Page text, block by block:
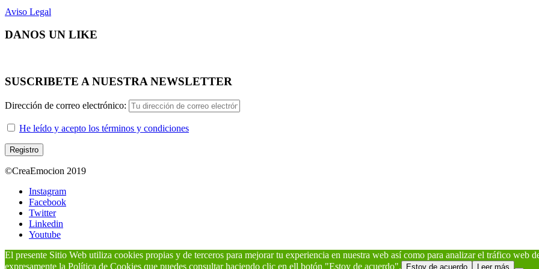
Aviso Legal
DANOS UN LIKE
SUSCRIBETE A NUESTRA NEWSLETTER
Dirección de correo electrónico:
He leído y acepto los términos y condiciones
©CreaEmocion 2019
Instagram
Facebook
Twitter
Linkedin
Youtube
El presente Sitio Web utiliza cookies propias y de terceros para mejorar tu experiencia en nuestra web así como para analizar el tráfico web
expresamente la Política de Cookies que puedes consultar haciendo clic en ell botón "Estoy de acuerdo".
Estoy de acuerdo Leer más